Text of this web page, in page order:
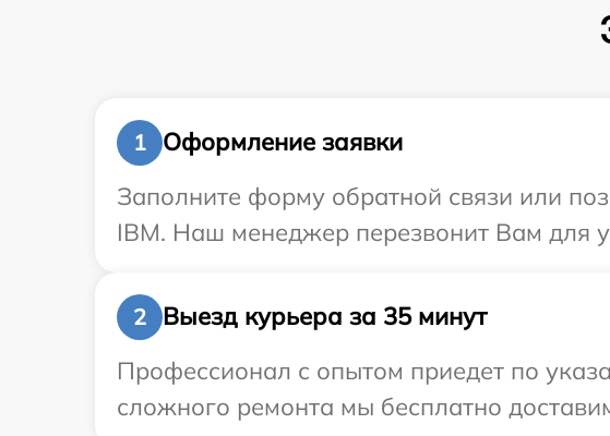
1
Оформление заявки
Заполните форму обратной связи или
IBM. Наш менеджер перезвонит Вам для
2
Выезд курьера за 35 минут
Профессионал с опытом приедет по
сложного ремонта мы бесплатно